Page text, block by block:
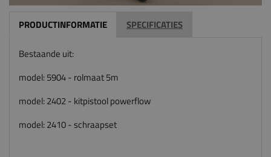
PRODUCTINFORMATIE SPECIFICATIES
Bestaande uit:
model: 5904 - rolmaat 5m
model: 2402 - kitpistool powerflow
model: 2410 - schraapset